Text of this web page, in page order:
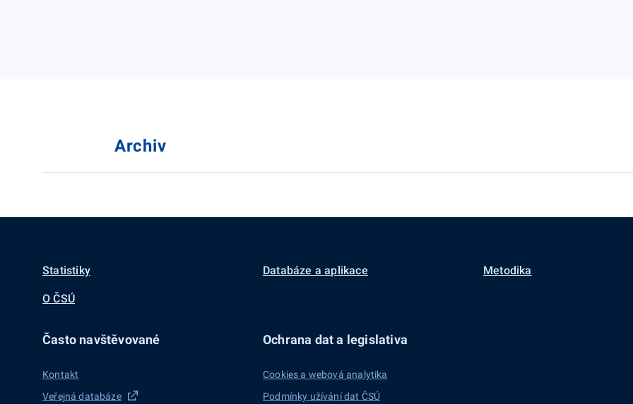
Archiv
Statistiky Databáze a aplikace Metodika
O ČSÚ
Často navštěvované
Kontakt
Veřejná databáze
Ochrana dat a legislativa
Cookies a webová analytika
Podmínky užívání dat ČSÚ